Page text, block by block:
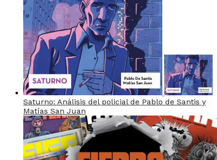
Saturno: Análisis del policial de Pablo de Santis y
Matías San Juan